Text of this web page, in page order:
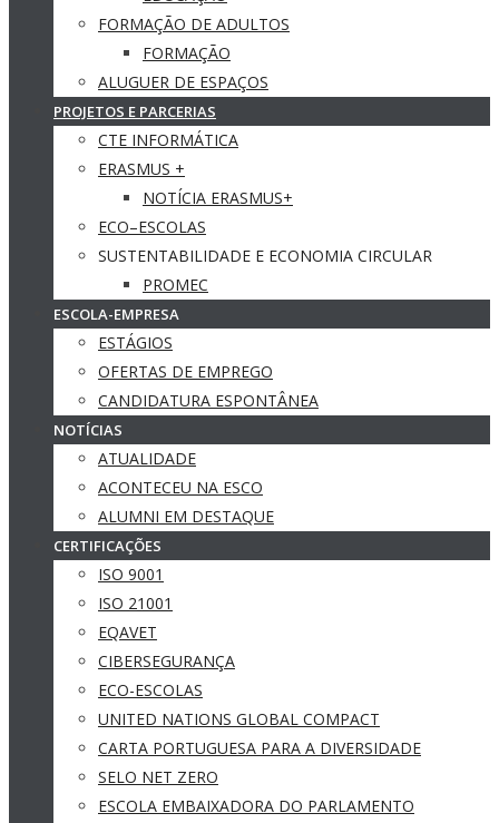
FORMAÇÃO DE ADULTOS
FORMAÇÃO
ALUGUER DE ESPAÇOS
PROJETOS E PARCERIAS
CTE INFORMÁTICA
ERASMUS +
NOTÍCIA ERASMUS+
ECO–ESCOLAS
SUSTENTABILIDADE E ECONOMIA CIRCULAR
PROMEC
ESCOLA-EMPRESA
ESTÁGIOS
OFERTAS DE EMPREGO
CANDIDATURA ESPONTÂNEA
NOTÍCIAS
ATUALIDADE
ACONTECEU NA ESCO
ALUMNI EM DESTAQUE
CERTIFICAÇÕES
ISO 9001
ISO 21001
EQAVET
CIBERSEGURANÇA
ECO-ESCOLAS
UNITED NATIONS GLOBAL COMPACT
CARTA PORTUGUESA PARA A DIVERSIDADE
SELO NET ZERO
ESCOLA EMBAIXADORA DO PARLAMENTO